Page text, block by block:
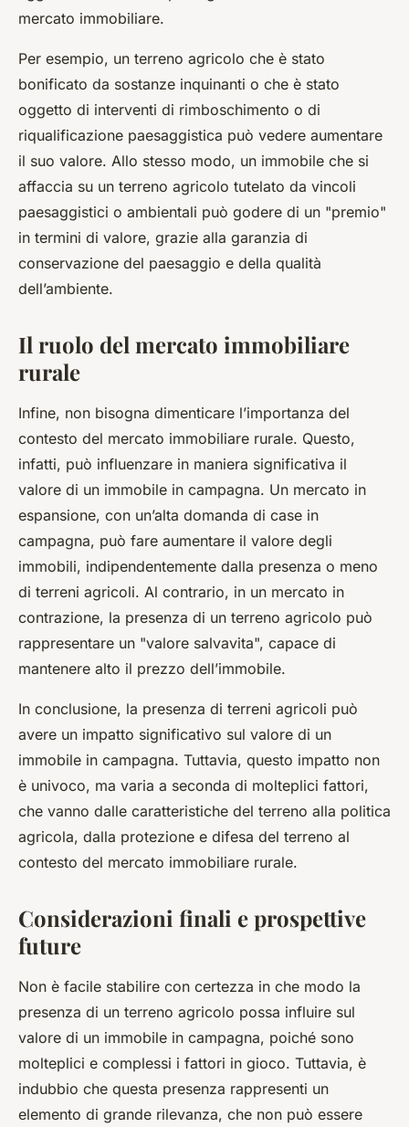
mercato immobiliare.
Per esempio, un terreno agricolo che è stato
bonificato da sostanze inquinanti o che è stato
oggetto di interventi di rimboschimento o di
riqualificazione paesaggistica può vedere aumentare
il suo valore. Allo stesso modo, un immobile che si
affaccia su un terreno agricolo tutelato da vincoli
paesaggistici o ambientali può godere di un "premio"
in termini di valore, grazie alla garanzia di
conservazione del paesaggio e della qualità
dell’ambiente.
Il ruolo del mercato immobiliare
rurale
Infine, non bisogna dimenticare l’importanza del
contesto del mercato immobiliare rurale. Questo,
infatti, può influenzare in maniera significativa il
valore di un immobile in campagna. Un mercato in
espansione, con un’alta domanda di case in
campagna, può fare aumentare il valore degli
immobili, indipendentemente dalla presenza o meno
di terreni agricoli. Al contrario, in un mercato in
contrazione, la presenza di un terreno agricolo può
rappresentare un "valore salvavita", capace di
mantenere alto il prezzo dell’immobile.
In conclusione, la presenza di terreni agricoli può
avere un impatto significativo sul valore di un
immobile in campagna. Tuttavia, questo impatto non
è univoco, ma varia a seconda di molteplici fattori,
che vanno dalle caratteristiche del terreno alla politica
agricola, dalla protezione e difesa del terreno al
contesto del mercato immobiliare rurale.
Considerazioni finali e prospettive
future
Non è facile stabilire con certezza in che modo la
presenza di un terreno agricolo possa influire sul
valore di un immobile in campagna, poiché sono
molteplici e complessi i fattori in gioco. Tuttavia, è
indubbio che questa presenza rappresenti un
elemento di grande rilevanza, che non può essere